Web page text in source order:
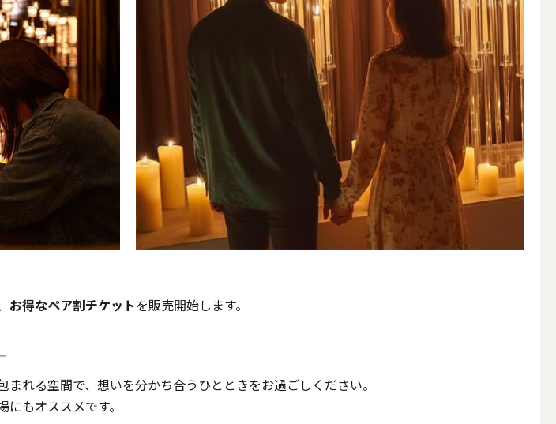
お得なペア割チケットを販売開始します。
れる空間で、想いを分かち合うひとときをお過ごしください。
もオススメです。